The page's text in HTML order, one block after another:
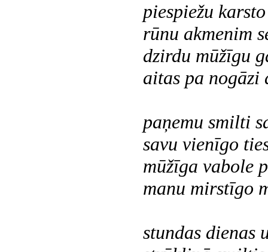
piespiežu
rūnu akmenim
dzirdu mūžīgu
aitas pa nogāzi
paņemu smilti
savu vienīgo
mūžīga vabole
manu mirstīgo
stundas dienas